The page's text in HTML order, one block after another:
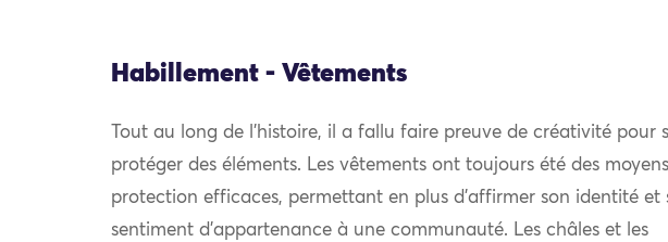
Habillement - Vêtements
Tout au long de l’histoire, il a fallu faire preuve de créativité pour
protéger des éléments. Les vêtements ont toujours été des
protection efficaces, permettant en plus d’affirmer son identité et
sentiment d’appartenance à une communauté. Les châles et les